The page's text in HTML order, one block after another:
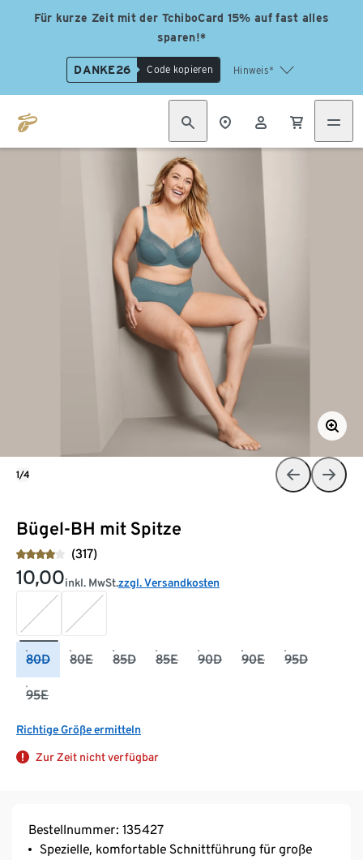
Für kurze Zeit mit der TchiboCard 15% auf fast alles
sparen!*
DANKE26 Code kopieren Hinweis*
Bügel-BH mit Spitze
(317)
10,00inkl. MwSt.zzgl. Versandkosten
80D 80E 85D 85E 90D 90E 95D
95E
Richtige Größe ermitteln
Zur Zeit nicht verfügbar
1/4
Bestellnummer: 135427
Spezielle, komfortable Schnittführung für große